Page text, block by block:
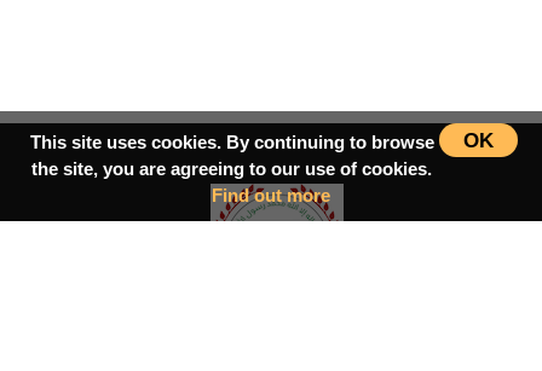
OK
This site uses cookies. By continuing to browse
the site, you are agreeing to our use of cookies.
Find out more